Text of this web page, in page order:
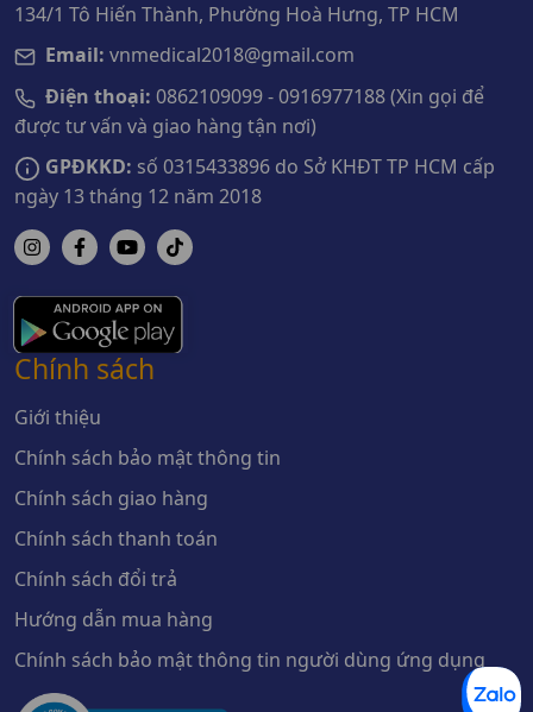
134/1 Tô Hiến Thành, Phường Hoà Hưng, TP HCM
Email: vnmedical2018@gmail.com
Điện thoại: 0862109099 - 0916977188 (Xin gọi để
được tư vấn và giao hàng tận nơi)
GPĐKKD: số 0315433896 do Sở KHĐT TP HCM cấp
ngày 13 tháng 12 năm 2018
Chính sách
Giới thiệu
Chính sách bảo mật thông tin
Chính sách giao hàng
Chính sách thanh toán
Chính sách đổi trả
Hướng dẫn mua hàng
Chính sách bảo mật thông tin người dùng ứng dụng